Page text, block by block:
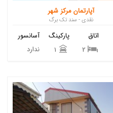
آپارتمان مرکز شهر
نقدی - سند تک برگ
آسانسور
ندارد
پارکینگ
اتاق
2